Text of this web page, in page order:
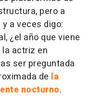
pero a
a veces digo:
¿el año que viene
actriz en
ser preguntada
de la
nocturno.